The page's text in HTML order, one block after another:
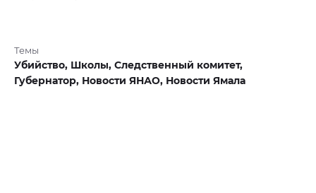
Темы
Убийство, Школы, Следственный комитет,
Губернатор, Новости ЯНАО, Новости Ямала